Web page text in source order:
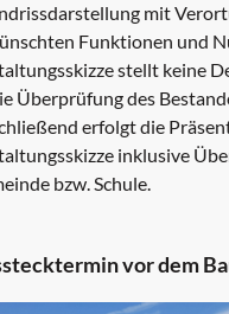
mit
Funktionen und
stellt keine
Überprüfung des
erfolgt die
inklusive
bzw. Schule.
vor dem